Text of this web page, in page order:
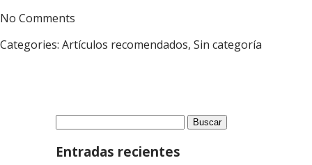
No Comments
Categories: Artículos recomendados, Sin categoría
Buscar:
Entradas recientes